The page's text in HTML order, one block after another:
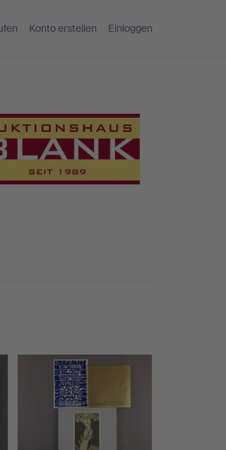
Konto erstellen Einloggen